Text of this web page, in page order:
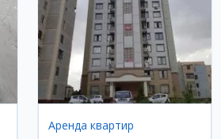
Аренда квартир